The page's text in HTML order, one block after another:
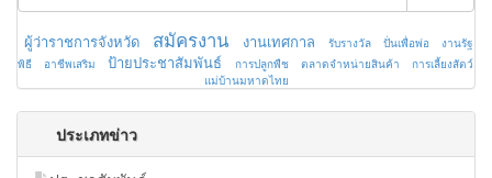
ผู้ว่าราชการจังหวัด สมัครงาน งานเทศกาล รับรางวัล ปั่นเพื่อพ่อ
งานรัฐ
พิธี
อาชีพเสริม ป้ายประชาสัมพันธ์ การปลูกพืช ตลาดจำหน่ายสินค้า
การเลี้ยงสัตว์
แม่บ้านมหาดไทย
ประเภทข่าว